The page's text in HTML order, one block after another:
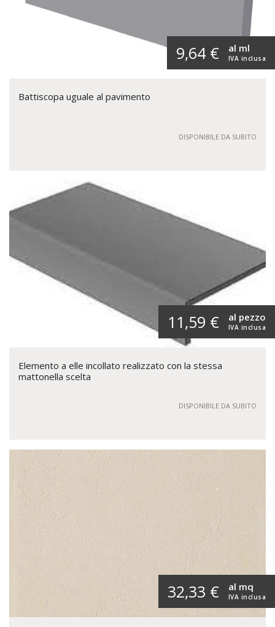
9,64 € IVA inclusa
al ml
Battiscopa uguale al pavimento
DISPONIBILE DA SUBITO
11,59 € IVA inclusa
al pezzo
Elemento a elle incollato realizzato con la stessa
mattonella scelta
DISPONIBILE DA SUBITO
32,33 € IVA inclusa
al mq